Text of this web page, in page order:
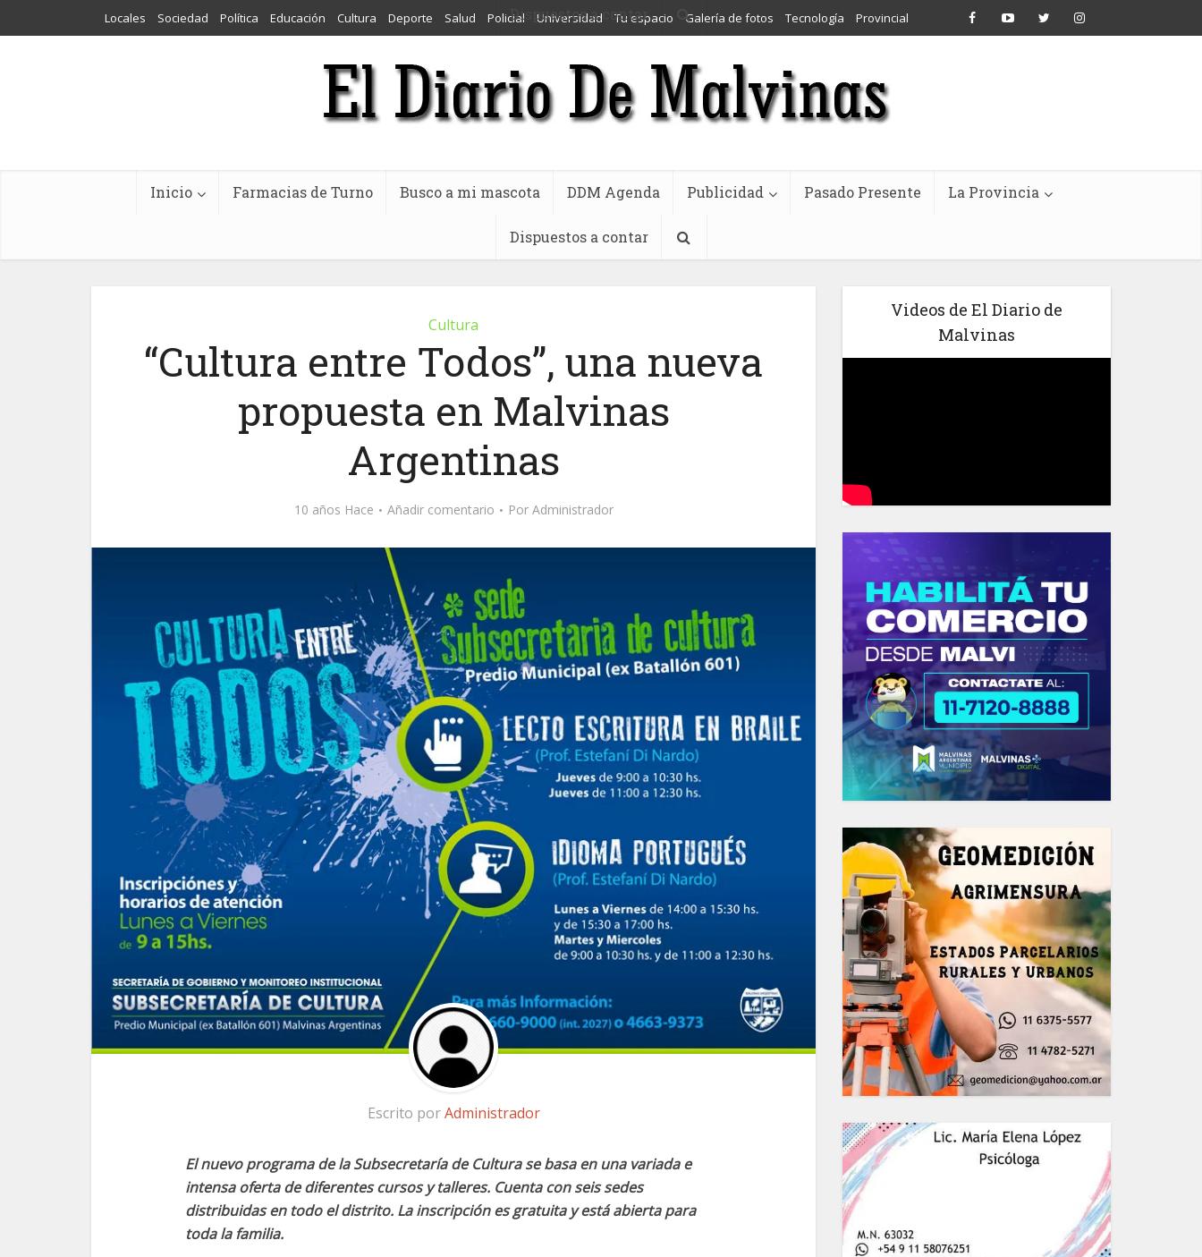
Dispuestos a contar
Locales Sociedad Política Educación Cultura Deporte Salud Policial Universidad Tu espacio Galería de fotos Tecnología Provincial
Inicio Farmacias de Turno Busco a mi mascota DDM Agenda Publicidad Pasado Presente La Provincia
Dispuestos a contar
Cultura
“Cultura entre Todos”, una nueva
propuesta en Malvinas
Argentinas
10 años Hace Añadir comentario Por Administrador
Escrito porAdministrador
El nuevo programa de la Subsecretaría de Cultura se basa en una variada e
intensa oferta de diferentes cursos y talleres. Cuenta con seis sedes
distribuidas en todo el distrito. La inscripción es gratuita y está abierta para
toda la familia.
Videos de El Diario de
Malvinas